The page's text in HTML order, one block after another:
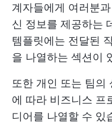
계자들에게 여러분
신 정보를 제공하는
템플릿에는 전달된
을 나열하는 섹션이
또한 개인 또는 팀의
에 따라 비즈니스 프
디어를 나열할 수 있